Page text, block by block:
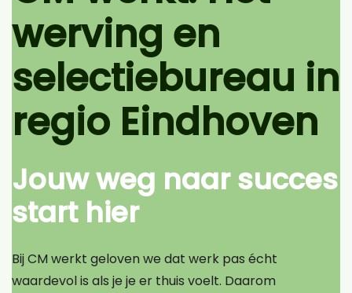
werving en
selectiebureau in
regio Eindhoven
Jouw weg naar succes
start hier
Bij CM werkt geloven we dat werk pas écht
waardevol is als je je er thuis voelt. Daarom